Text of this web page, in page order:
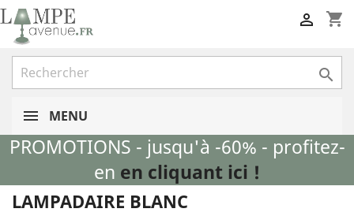
shopping_cart


MENU
PROMOTIONS - jusqu'à -60% - profitez-
en en cliquant ici !
LAMPADAIRE BLANC